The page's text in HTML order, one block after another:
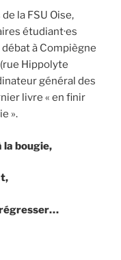
la FSU Oise,
étudiant·es
à Compiègne
Hippolyte
général des
livre « en finir
».
la bougie,
régresser…